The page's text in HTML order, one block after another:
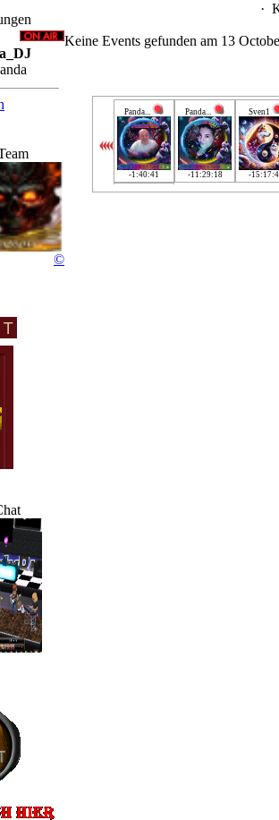
©
·
Keine Events gefunden am 13
Panda...
-1:40:41
Panda...
-11:29:18
Sven1
-
Rocky...